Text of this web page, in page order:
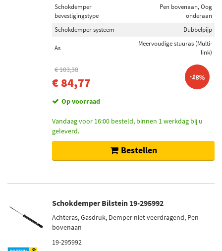
Schokdemper
bevestigingstype
Pen bovenaan, Oog
onderaan
Schokdemper systeem
Dubbelpijp
As
Meervoudige stuuras (Multi-
link)
€ 103,38
€ 84,77 -18%
Op voorraad
Vandaag voor 16:00 besteld, binnen 1 werkdag bij u
geleverd.
Bestellen
Schokdemper Bilstein 19-295992
Achteras, Gasdruk, Demper niet veerdragend, Pen
bovenaan
19-295992